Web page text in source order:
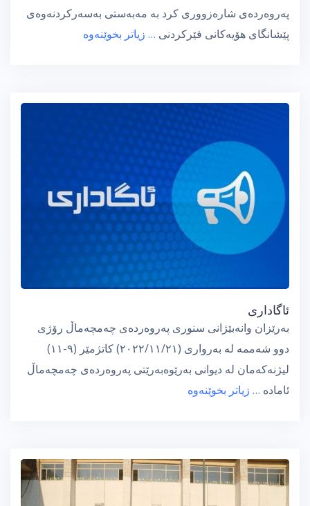
پەروەردەی شارەزووری كرد بە مەبەستی بەسەركردنەوەی
پێشانگای هۆیەكانی فێركردنی … زیاتر بخوێنەوە
ئاگاداری
بەرێزان وانەبێژانی سنوری پەروەردەی چەمچەماڵ رۆژی
دوو شەممە لە بەرواری (٢٠٢٢/١١/٢١) كاتژمێر (٩-١١)
لیژنەكەمان لە دیوانی بەرێوەبەرێتی پەروەردەی چەمچەماڵ
ئامادە … زیاتر بخوێنەوە